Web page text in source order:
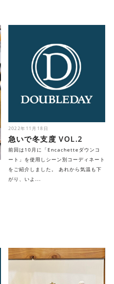
2022年11月18日
急いで冬支度 VOL.2
前回は10月に「Encachetteダウンコ
ート」を使用しシーン別コーディネート
をご紹介しました。 あれから気温も下
がり、いよ...